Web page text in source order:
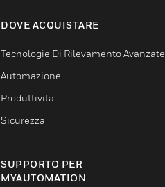
DOVE ACQUISTARE
Tecnologie Di Rilevamento Avanzate
Automazione
Produttività
Sicurezza
SUPPORTO PER
MYAUTOMATION